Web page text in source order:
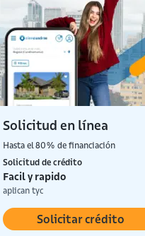
Solicitud en línea
Hasta el 80% de financiación
Solicitud de crédito
Facil y rapido
aplican tyc
Solicitar crédito